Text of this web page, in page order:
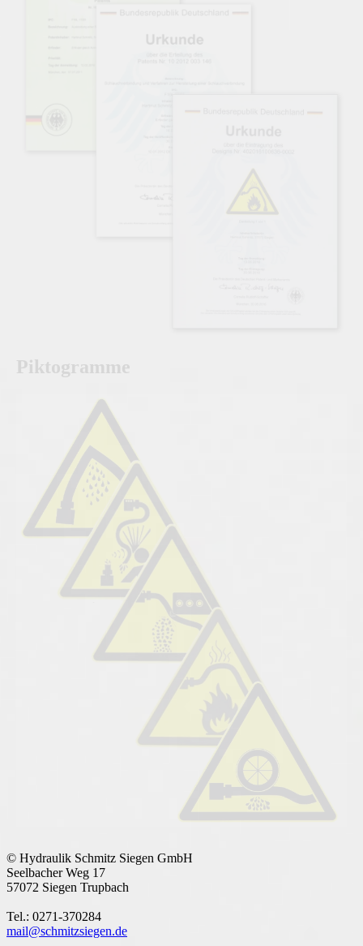
Piktogramme
© Hydraulik Schmitz Siegen GmbH
Seelbacher Weg 17
57072 Siegen Trupbach
Tel.: 0271-370284
mail@schmitzsiegen.de